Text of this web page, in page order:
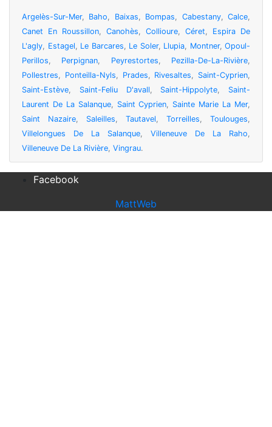
Argelès-Sur-Mer, Baho, Baixas, Bompas, Cabestany,Calce,
Canet En Roussillon, Canohès, Collioure, Céret, Espira De
L'agly, Estagel, Le Barcares, Le Soler, Llupia, Montner, Opoul-
Perillos, Perpignan, Peyrestortes, Pezilla-De-La-Rivière,
Pollestres, Ponteilla-Nyls, Prades, Rivesaltes, Saint-Cyprien,
Saint-Estève, Saint-Feliu D'avall, Saint-Hippolyte, Saint-
Laurent De La Salanque, Saint Cyprien, Sainte Marie La Mer,
Saint Nazaire, Saleilles, Tautavel, Torreilles, Toulouges,
Villelongues De La Salanque, Villeneuve De La Raho,
Villeneuve De La Rivière, Vingrau.
Facebook
MattWeb